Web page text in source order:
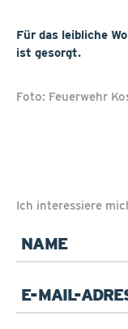
Für das leibliche
ist gesorgt.
Foto: Feuerwehr
Ich interessiere
Pflichtfeld
Name*
Pflichtfeld
E-
Mail*